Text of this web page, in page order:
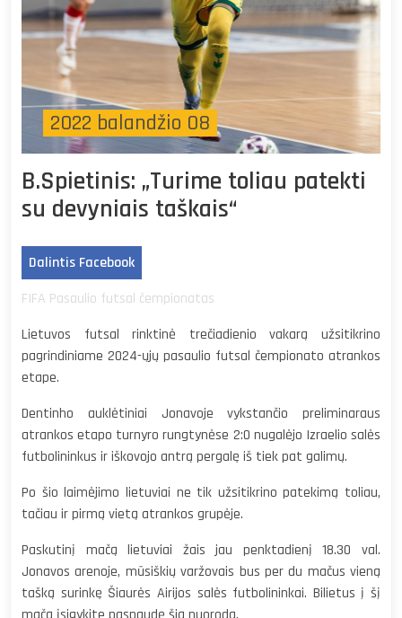
2022 balandžio 08
B.Spietinis: „Turime toliau patekti
su devyniais taškais“
Dalintis Facebook
FIFA Pasaulio futsal čempionatas
Lietuvos futsal rinktinė trečiadienio vakarą užsitikrino
pagrindiniame 2024-ųjų pasaulio futsal čempionato atrankos
etape.
Dentinho auklėtiniai Jonavoje vykstančio preliminaraus
atrankos etapo turnyro rungtynėse 2:0 nugalėjo Izraelio salės
futbolininkus ir iškovojo antrą pergalę iš tiek pat galimų.
Po šio laimėjimo lietuviai ne tik užsitikrino patekimą toliau,
tačiau ir pirmą vietą atrankos grupėje.
Paskutinį mačą lietuviai žais jau penktadienį 18.30 val.
Jonavos arenoje, mūsiškių varžovais bus per du mačus vieną
tašką surinkę Šiaurės Airijos salės futbolininkai. Bilietus į šį